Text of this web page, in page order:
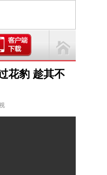
花豹 趁其不